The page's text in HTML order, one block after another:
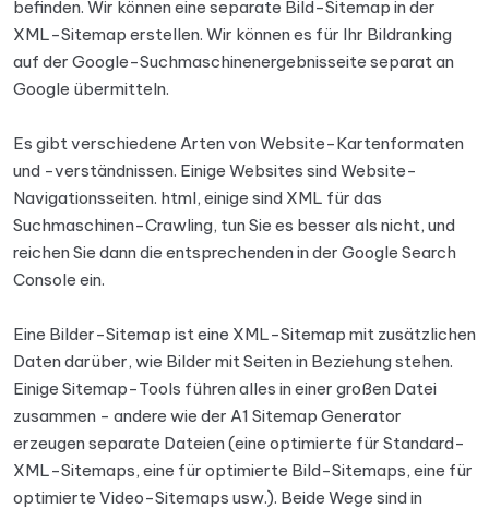
befinden. Wir können eine separate Bild-Sitemap in der
XML-Sitemap erstellen. Wir können es für Ihr Bildranking
auf der Google-Suchmaschinenergebnisseite separat an
Google übermitteln.
Es gibt verschiedene Arten von Website-Kartenformaten
und -verständnissen. Einige Websites sind Website-
Navigationsseiten. html, einige sind XML für das
Suchmaschinen-Crawling, tun Sie es besser als nicht, und
reichen Sie dann die entsprechenden in der Google Search
Console ein.
Eine Bilder-Sitemap ist eine XML-Sitemap mit zusätzlichen
Daten darüber, wie Bilder mit Seiten in Beziehung stehen.
Einige Sitemap-Tools führen alles in einer großen Datei
zusammen - andere wie der A1 Sitemap Generator
erzeugen separate Dateien (eine optimierte für Standard-
XML-Sitemaps, eine für optimierte Bild-Sitemaps, eine für
optimierte Video-Sitemaps usw.). Beide Wege sind in